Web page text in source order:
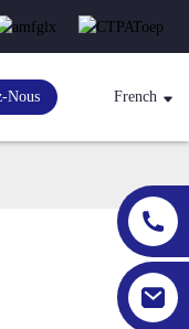
Nous French